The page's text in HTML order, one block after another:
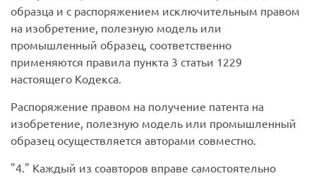
образца и с распоряжением исключительным правом
на изобретение, полезную модель или
промышленный образец, соответственно
применяются правила пункта 3 статьи 1229
настоящего Кодекса.
Распоряжение правом на получение патента на
изобретение, полезную модель или промышленный
образец осуществляется авторами совместно.
4.
Каждый из соавторов вправе самостоятельно